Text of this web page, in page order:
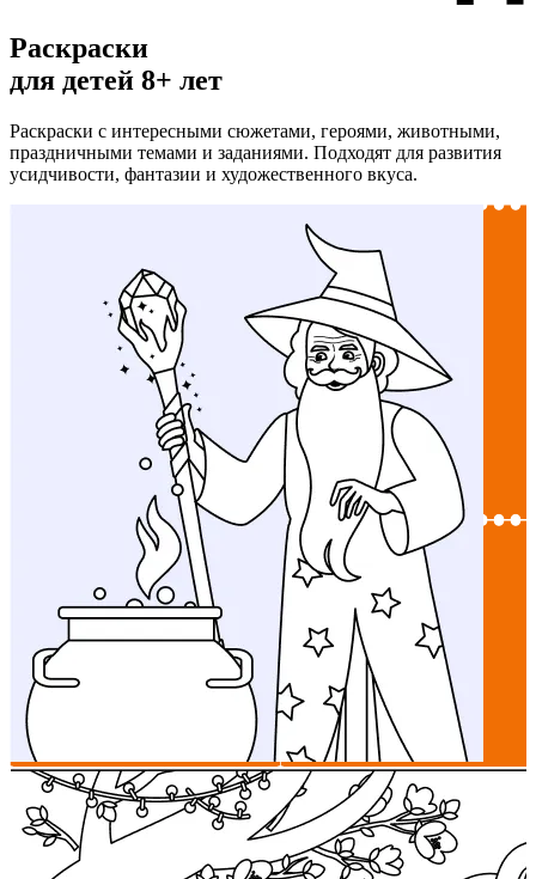
Раскраски
для детей 8+ лет
Раскраски с интересными сюжетами, героями, животными,
праздничными темами и заданиями. Подходят для развития
усидчивости, фантазии и художественного вкуса.